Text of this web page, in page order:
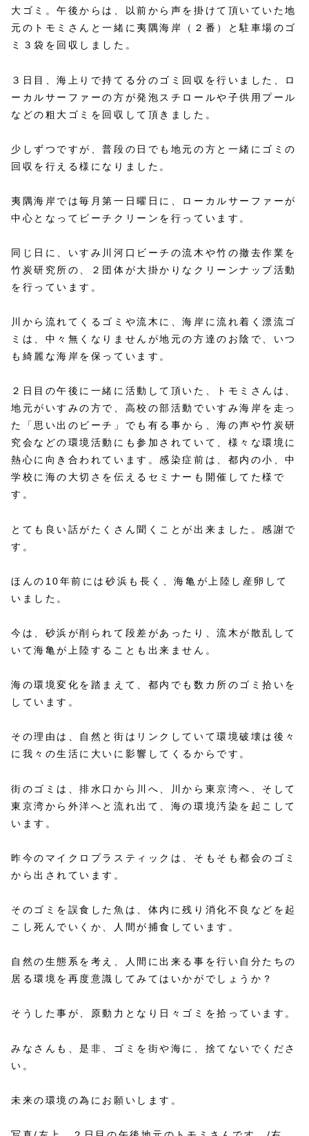
大ゴミ。午後からは、以前から声を掛けて頂いていた地
元のトモミさんと一緒に夷隅海岸（２番）と駐車場のゴ
ミ３袋を回収しました。
３日目、海上りで持てる分のゴミ回収を行いました、ロ
ーカルサーファーの方が発泡スチロールや子供用プール
などの粗大ゴミを回収して頂きました。
少しずつですが、普段の日でも地元の方と一緒にゴミの
回収を行える様になりました。
夷隅海岸では毎月第一日曜日に、ローカルサーファーが
中心となってビーチクリーンを行っています。
同じ日に、いすみ川河口ビーチの流木や竹の撤去作業を
竹炭研究所の、２団体が大掛かりなクリーンナップ活動
を行っています。
川から流れてくるゴミや流木に、海岸に流れ着く漂流ゴ
ミは、中々無くなりませんが地元の方達のお陰で、いつ
も綺麗な海岸を保っています。
２日目の午後に一緒に活動して頂いた、トモミさんは、
地元がいすみの方で、高校の部活動でいすみ海岸を走っ
た「思い出のビーチ」でも有る事から、海の声や竹炭研
究会などの環境活動にも参加されていて、様々な環境に
熱心に向き合われています。感染症前は、都内の小、中
学校に海の大切さを伝えるセミナーも開催してた様で
す。
とても良い話がたくさん聞くことが出来ました。感謝で
す。
ほんの10年前には砂浜も長く、海亀が上陸し産卵して
いました。
今は、砂浜が削られて段差があったり、流木が散乱して
いて海亀が上陸することも出来ません。
海の環境変化を踏まえて、都内でも数カ所のゴミ拾いを
しています。
その理由は、自然と街はリンクしていて環境破壊は後々
に我々の生活に大いに影響してくるからです。
街のゴミは、排水口から川へ、川から東京湾へ、そして
東京湾から外洋へと流れ出て、海の環境汚染を起こして
います。
昨今のマイクロプラスティックは、そもそも都会のゴミ
から出されています。
そのゴミを誤食した魚は、体内に残り消化不良などを起
こし死んでいくか、人間が捕食しています。
自然の生態系を考え、人間に出来る事を行い自分たちの
居る環境を再度意識してみてはいかがでしょうか？
そうした事が、原動力となり日々ゴミを拾っています。
みなさんも、是非、ゴミを街や海に、捨てないでくださ
い。
未来の環境の為にお願いします。